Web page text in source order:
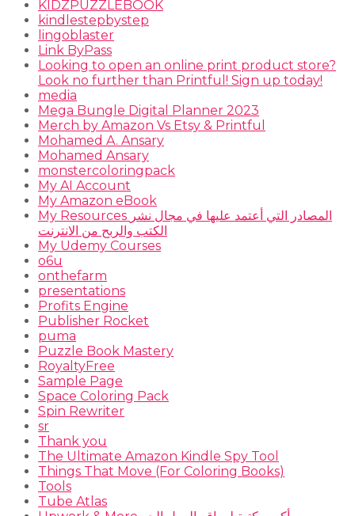
KIDZPUZZLEBOOK
kindlestepbystep
lingoblaster
Link ByPass
Looking to open an online print product store?
Look no further than Printful! Sign up today!
media
Mega Bungle Digital Planner 2023
Merch by Amazon Vs Etsy & Printful
Mohamed A. Ansary
Mohamed Ansary
monstercoloringpack
My AI Account
My Amazon eBook
My Resources المصادر التي أعتمد عليها في مجال نشر
الكتب والربح من الانترنت
My Udemy Courses
o6u
onthefarm
presentations
Profits Engine
Publisher Rocket
puma
Puzzle Book Mastery
RoyaltyFree
Sample Page
Space Coloring Pack
Spin Rewriter
sr
Thank you
The Ultimate Amazon Kindle Spy Tool
Things That Move (For Coloring Books)
Tools
Tube Atlas